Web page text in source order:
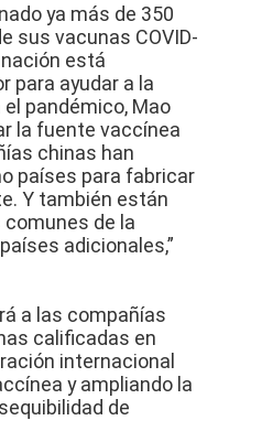
ya más de 350
sus vacunas COVID-
está
para ayudar a la
pandémico, Mao
la fuente vaccínea
chinas han
países para fabricar
Y también están
de la
adicionales,”
a las compañías
calificadas en
internacional
y ampliando la
de